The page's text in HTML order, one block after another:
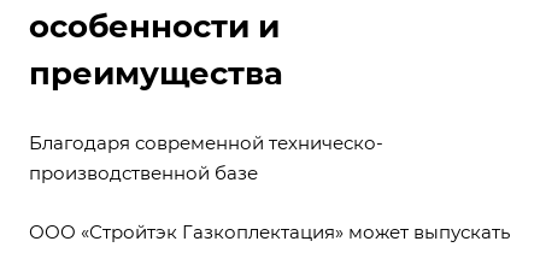
особенности и
преимущества
Благодаря современной техническо-
производственной базе
ООО «Стройтэк Газкоплектация» может выпускать